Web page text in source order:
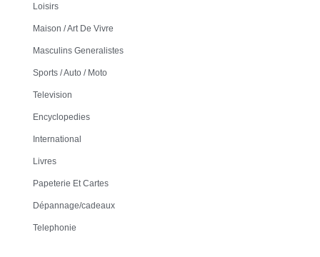
Loisirs
Maison / Art De Vivre
Masculins Generalistes
Sports / Auto / Moto
Television
Encyclopedies
International
Livres
Papeterie Et Cartes
Dépannage/cadeaux
Telephonie